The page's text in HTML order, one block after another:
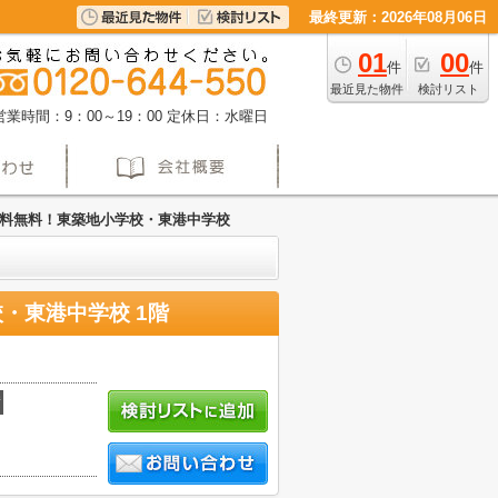
最終更新：2026年08月06日
01件
最近見た物件
00件
検討リスト
業時間：9：00～19：00 定休日：水曜日
無料！東築地小学校・東港中学校
東港中学校 1階